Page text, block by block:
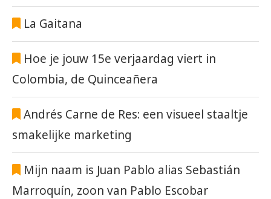
La Gaitana
Hoe je jouw 15e verjaardag viert in
Colombia, de Quinceañera
Andrés Carne de Res: een visueel staaltje
smakelijke marketing
Mijn naam is Juan Pablo alias Sebastián
Marroquín, zoon van Pablo Escobar